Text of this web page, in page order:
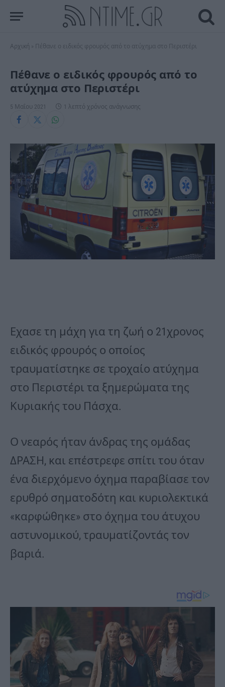
Αρχική Πέθανε ο ειδικός φρουρός από το ατύχημα στο Περιστέρι
Πέθανε ο ειδικός φρουρός από το
ατύχημα στο Περιστέρι
5 Μαΐου 2021 1 λεπτό χρόνος ανάγνωσης
Εχασε τη μάχη για τη ζωή ο 21χρονος
ειδικός φρουρός ο οποίος
τραυματίστηκε σε τροχαίο ατύχημα
στο Περιστέρι τα ξημερώματα της
Κυριακής του Πάσχα.
Ο νεαρός ήταν άνδρας της ομάδας
ΔΡΑΣΗ, και επέστρεφε σπίτι του όταν
ένα διερχόμενο όχημα παραβίασε τον
ερυθρό σηματοδότη και κυριολεκτικά
«καρφώθηκε» στο όχημα του άτυχου
αστυνομικού, τραυματίζοντάς τον
βαριά.